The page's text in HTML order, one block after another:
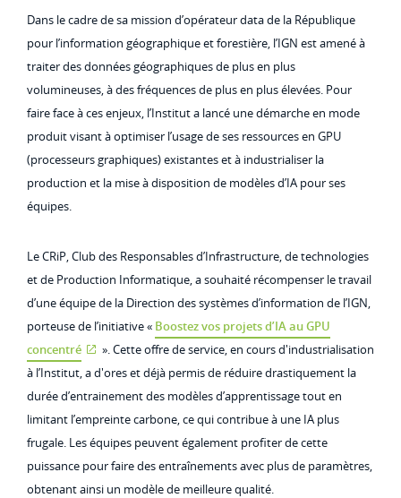
Dans le cadre de sa mission d’opérateur data de la République
pour l’information géographique et forestière, l’IGN est amené à
traiter des données géographiques de plus en plus
volumineuses, à des fréquences de plus en plus élevées. Pour
faire face à ces enjeux, l’Institut a lancé une démarche en mode
produit visant à optimiser l’usage de ses ressources en GPU
(processeurs graphiques) existantes et à industrialiser la
production et la mise à disposition de modèles d’IA pour ses
équipes.
Le CRiP, Club des Responsables d’Infrastructure, de technologies
et de Production Informatique, a souhaité récompenser le travail
d’une équipe de la Direction des systèmes d’information de l’IGN,
porteuse de l’initiative « Boostez vos projets d’IA au GPU
concentré
». Cette offre de service, en cours d'industrialisation
à l’Institut, a d'ores et déjà permis de réduire drastiquement la
durée d’entrainement des modèles d’apprentissage tout en
limitant l’empreinte carbone, ce qui contribue à une IA plus
frugale. Les équipes peuvent également profiter de cette
puissance pour faire des entraînements avec plus de paramètres,
obtenant ainsi un modèle de meilleure qualité.